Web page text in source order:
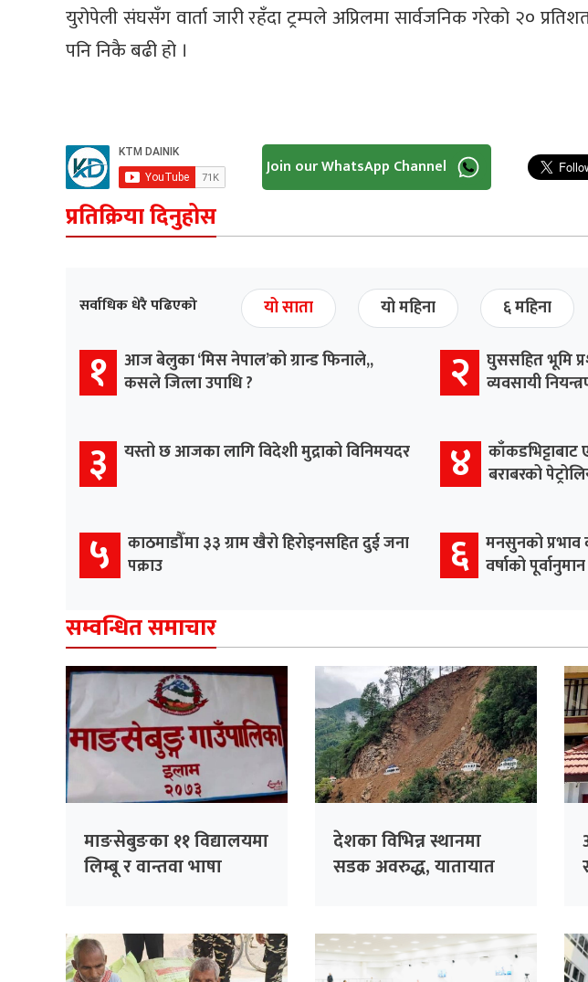
युरोपेली संघसँग वार्ता जारी रहँदा ट्रम्पले अप्रिलमा सार्वजनिक गरेको २०
पनि निकै बढी हो ।
Join our WhatsApp Channel
प्रतिक्रिया दिनुहोस
सर्वाधिक धेरै पढिएको यो साता यो महिना ६ महिना
१
आज बेलुका ‘मिस नेपाल’को ग्रान्ड फिनाले,,
कसले जित्ला उपाधि ?
२
घुससहित भूमि
व्यवसायी
३ यस्तो छ आजका लागि विदेशी मुद्राको विनिमयदर ४
बराबरको
५
काठमाडौँमा ३३ ग्राम खैरो हिरोइनसहित दुई जना
पक्राउ
६ मनसुनको प्रभाव
वर्षाको पूर्वानुमान
सम्वन्धित समाचार
माङसेबुङका ११ विद्यालयमा
लिम्बू र वान्तवा भाषा
देशका विभिन्न स्थानमा
सडक अवरुद्ध, यातायात